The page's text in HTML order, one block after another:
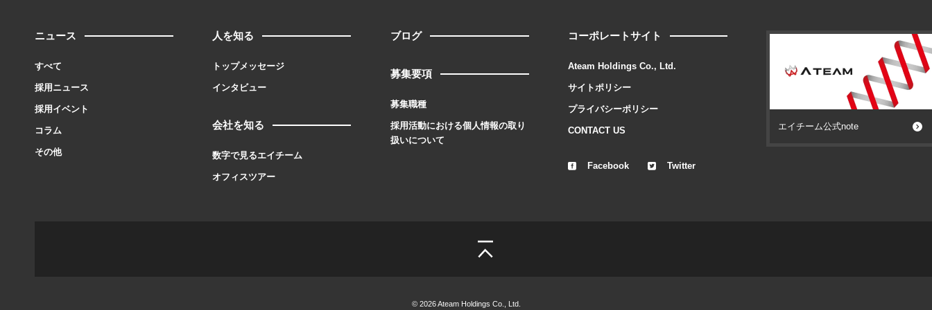
ニュース
すべて
採用ニュース
採用イベント
コラム
その他
人を知る
トップメッセージ
インタビュー
会社を知る
数字で見るエイチーム
オフィスツアー
ブログ
募集要項
募集職種
採用活動における個人情報の取り
扱いについて
コーポレートサイト
Ateam Holdings Co., Ltd.
サイトポリシー
プライバシーポリシー
CONTACT US
Facebook Twitter
エイチーム公式note
© 2026 Ateam Holdings Co., Ltd.